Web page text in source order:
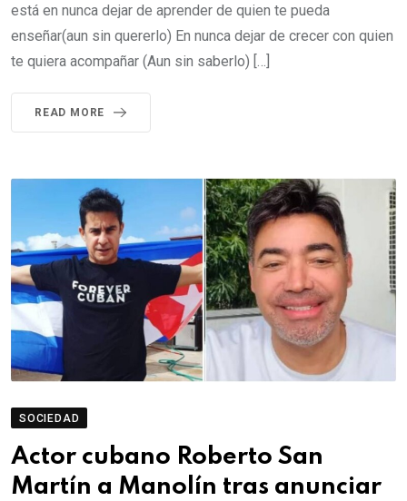
está en nunca dejar de aprender de quien te pueda
enseñar(aun sin quererlo) En nunca dejar de crecer con quien
te quiera acompañar (Aun sin saberlo) […]
READ MORE
SOCIEDAD
Actor cubano Roberto San
Martín a Manolín tras anunciar